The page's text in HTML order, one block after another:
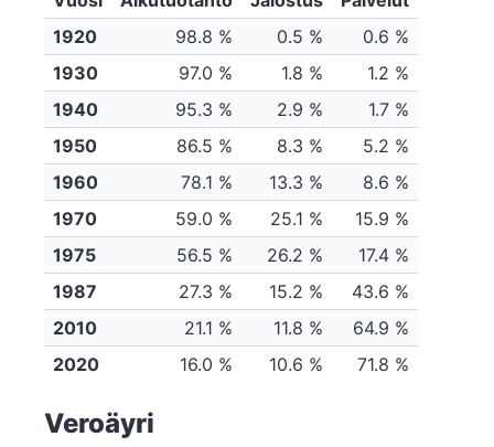
1920
98.8 % 0.5 %
0.6 %
1930
97.0 % 1.8 %
1.2 %
1940
95.3 % 2.9 %
1.7 %
1950
86.5 % 8.3 %
5.2 %
1960
78.1 % 13.3 %
8.6 %
1970
59.0 % 25.1 %
15.9 %
1975
56.5 % 26.2 %
17.4 %
1987
27.3 % 15.2 %
43.6 %
2010
21.1 % 11.8 %
64.9 %
2020
16.0 % 10.6 % 71.8 %
Veroäyri